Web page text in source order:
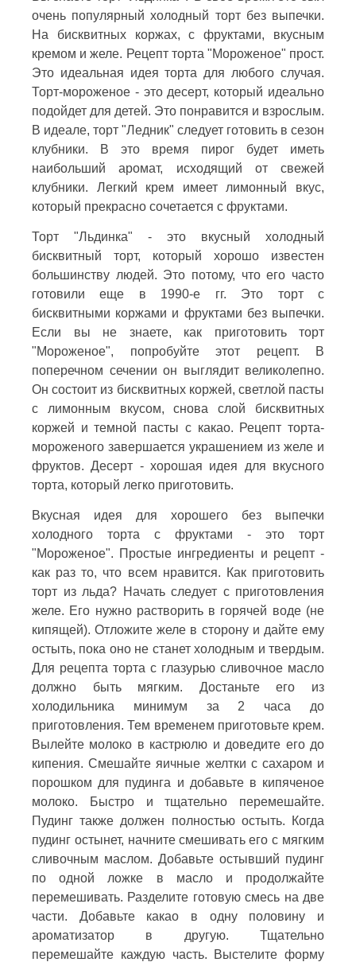
очень популярный холодный торт без выпечки.
На бисквитных коржах, с фруктами, вкусным
кремом и желе. Рецепт торта "Мороженое" прост.
Это идеальная идея торта для любого случая.
Торт-мороженое - это десерт, который идеально
подойдет для детей. Это понравится и взрослым.
В идеале, торт "Ледник" следует готовить в сезон
клубники. В это время пирог будет иметь
наибольший аромат, исходящий от свежей
клубники. Легкий крем имеет лимонный вкус,
который прекрасно сочетается с фруктами.
Торт "Льдинка" - это вкусный холодный
бисквитный торт, который хорошо известен
большинству людей. Это потому, что его часто
готовили еще в 1990-е гг. Это торт с
бисквитными коржами и фруктами без выпечки.
Если вы не знаете, как приготовить торт
"Мороженое", попробуйте этот рецепт. В
поперечном сечении он выглядит великолепно.
Он состоит из бисквитных коржей, светлой пасты
с лимонным вкусом, снова слой бисквитных
коржей и темной пасты с какао. Рецепт торта-
мороженого завершается украшением из желе и
фруктов. Десерт - хорошая идея для вкусного
торта, который легко приготовить.
Вкусная идея для хорошего без выпечки
холодного торта с фруктами - это торт
"Мороженое". Простые ингредиенты и рецепт -
как раз то, что всем нравится. Как приготовить
торт из льда? Начать следует с приготовления
желе. Его нужно растворить в горячей воде (не
кипящей). Отложите желе в сторону и дайте ему
остыть, пока оно не станет холодным и твердым.
Для рецепта торта с глазурью сливочное масло
должно быть мягким. Достаньте его из
холодильника минимум за 2 часа до
приготовления. Тем временем приготовьте крем.
Вылейте молоко в кастрюлю и доведите его до
кипения. Смешайте яичные желтки с сахаром и
порошком для пудинга и добавьте в кипяченое
молоко. Быстро и тщательно перемешайте.
Пудинг также должен полностью остыть. Когда
пудинг остынет, начните смешивать его с мягким
сливочным маслом. Добавьте остывший пудинг
по одной ложке в масло и продолжайте
перемешивать. Разделите готовую смесь на две
части. Добавьте какао в одну половину и
ароматизатор в другую. Тщательно
перемешайте каждую часть. Выстелите форму